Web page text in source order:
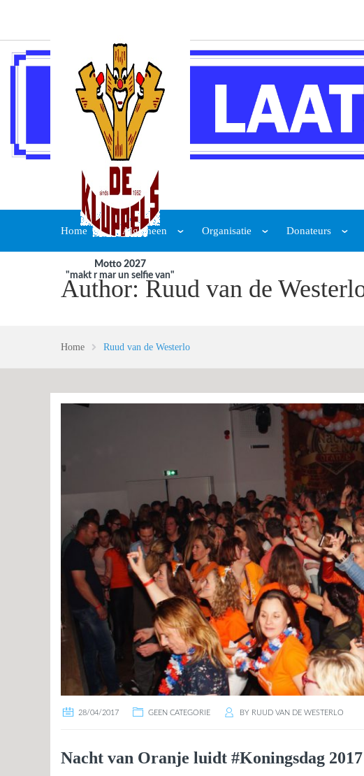
Motto 2027
"makt r mar un selfie van"
Home Algemeen Organisatie Donateurs
Author: Ruud van de
Home Ruud van de Westerlo
28/04/2017 GEEN CATEGORIE BY RUUD VAN DE WESTERLO
Nacht van Oranje luidt #Koningsdag